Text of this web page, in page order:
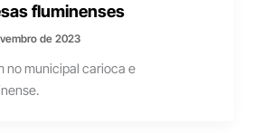
fluminenses
de 2023
no municipal carioca e